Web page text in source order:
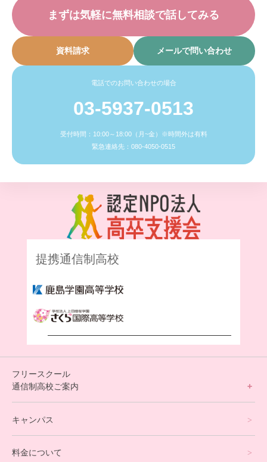
まずは気軽に無料相談で話してみる
資料請求 メールで問い合わせ
電話でのお問い合わせの場合
03-5937-0513
受付時間：10:00～18:00（月~金）※時間外は有料
緊急連絡先：080-4050-0515
提携通信制高校
フリースクール
通信制高校ご案内
オンラインコース
キャンパス
料金について